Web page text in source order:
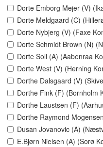
Dorte Emborg Mejer (V)
Dorte Meldgaard (C)
Dorte Nybjerg (V) (Faxe
Dorte Schmidt Brown (N)
Dorte Soll (A) (Aabenraa
Dorte West (V) (Herning
Dorthe Dalsgaard (V)
Dorthe Fink (F) (Bornholm
Dorthe Laustsen (F)
Dorthe Raymond
Dusan Jovanovic (A)
E.Bjørn Nielsen (A) (Sorø